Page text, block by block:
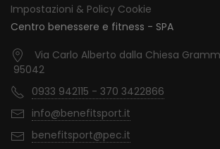
Impostazioni & Policy Cookie
Centro benessere e fitness - SPA
Via Carlo Alberto dalla Chiesa
95042
0933 942115 - 370 3422866
info@benefitsport.it
benefitsport@pec.it